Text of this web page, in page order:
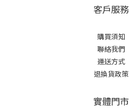
客戶服務
購買須知
聯絡我們
運送方式
退換貨政策
實體門市